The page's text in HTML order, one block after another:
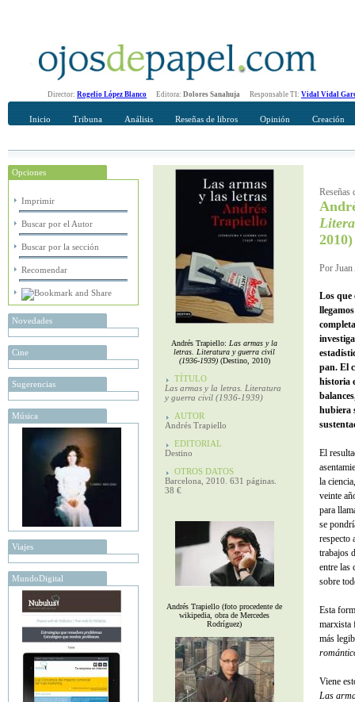
Director: Rogelio López Blanco Editora: Dolores Sanahuja Responsable TI: Vidal Vidal
Inicio Tribuna Análisis Reseñas de libros Opinión Creación
Opciones
Imprimir
Buscar por el Autor
Buscar por la sección
Recomendar
Novedades
Cine
Sugerencias
Música
Viajes
MundoDigital
Recomendar
Su nombre Completo
Andrés Trapiello: Las armas y la
letras. Literatura y guerra civil
(1936-1939)(Destino, 2010)
TÍTULO
Las armas y la letras. Literatura
y guerra civil (1936-1939)
AUTOR
Andrés Trapiello
EDITORIAL
Destino
OTROS DATOS
Barcelona, 2010. 631 páginas.
38 €
Andrés Trapiello (foto procedente de
wikipedia, obra de Mercedes
Rodríguez)
2010)
Por Juan
Los que
pan. El
historia
hubiera
El
la
veinte
para
se
respecto
trabajos
entre las
sobre
Esta
marxista
más
Viene
Las